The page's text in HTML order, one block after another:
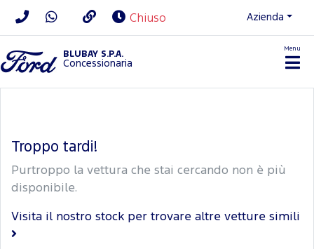
Chiuso Azienda
BLUBAY S.P.A.
Concessionaria
Menu
Troppo tardi!
Purtroppo la vettura che stai cercando non è più
disponibile.
Visita il nostro stock per trovare altre vetture simili